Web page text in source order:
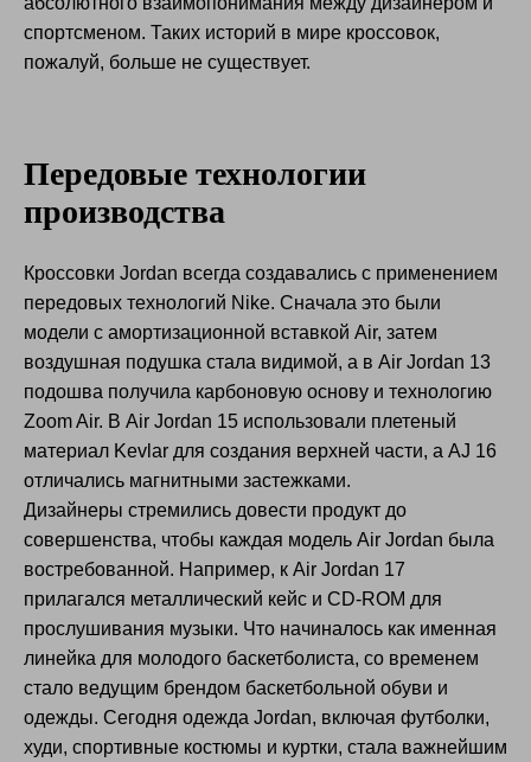
спортсменом. Таких историй в мире кроссовок,
пожалуй, больше не существует.
Передовые технологии
производства
Кроссовки Jordan всегда создавались с применением
передовых технологий Nike. Сначала это были
модели с амортизационной вставкой Air, затем
воздушная подушка стала видимой, а в Air Jordan 13
подошва получила карбоновую основу и технологию
Zoom Air. В Air Jordan 15 использовали плетеный
материал Kevlar для создания верхней части, а AJ 16
отличались магнитными застежками.
Дизайнеры стремились довести продукт до
совершенства, чтобы каждая модель Air Jordan была
востребованной. Например, к Air Jordan 17
прилагался металлический кейс и CD-ROM для
прослушивания музыки. Что начиналось как именная
линейка для молодого баскетболиста, со временем
стало ведущим брендом баскетбольной обуви и
одежды. Сегодня одежда Jordan, включая футболки,
худи, спортивные костюмы и куртки, стала важнейшим